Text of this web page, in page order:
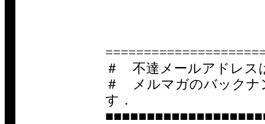
＃ 不達メールアドレス
＃ メルマガのバックナ
す．